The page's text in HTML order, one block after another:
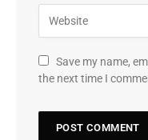
Save my name,
the next time I